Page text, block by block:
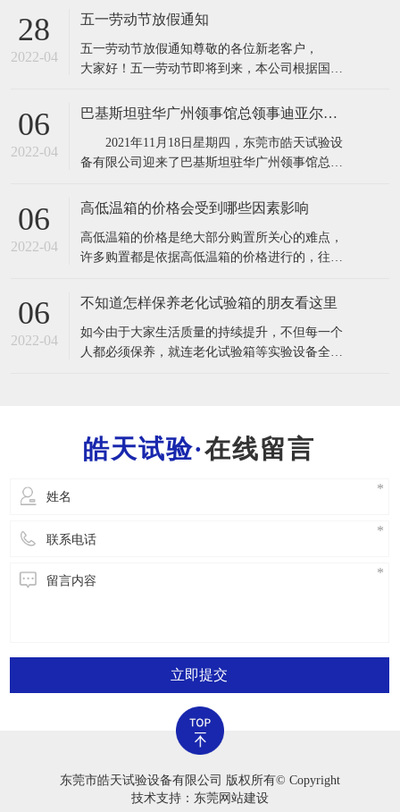
所具有的缺点,保证产品质量。高低温实验箱主要
产品、道路运输、电力能源原材料、航天航空、
诊疗化工厂、塑料橡料等及有关产品之耐高温，
28
2022-04
五一劳动节放假通知
五一劳动节放假通知​​尊敬的各位新老客户，
大家好！五一劳动节即将到来，本公司根据国务
动节假期安排通知如下：1、4月30日至5月4日
调休上班。节假日期间,各位新老客
06
2022-04
巴基斯坦驻华广州领事馆总领事迪亚尔汗先生和商务参赞穆罕默德·艾凡先生一行莅临东莞市皓天试验设备有限公司参观交流指导
2021年11月18日星期四，东莞市皓天试验设
备有限公司迎来了巴基斯坦驻华广州领事馆总领
中方代表陈新生一行莅临工厂参观指导。 东
基斯坦驻华广州领事馆总领事迪亚尔汗先生和商
务参赞穆罕默德·艾凡先生、中方代表
06
2022-04
高低温箱的价格会受到哪些因素影响
​高低温箱的价格是绝大部分购置所关心的难点，
许多购置都是依据高低温箱的价格进行的，往往
工制作工艺.原料.核心技术等因素不一样，因此在
的温度要求越高，价格就越高。由于温度越高，
压榨和改性工程塑料的成本费用就越高。挑选
06
2022-04
不知道怎样保养老化试验箱的朋友看这里
​如今由于大家生活质量的持续提升，不但每一个
人都必须保养，就连老化试验箱等实验设备全是
立即开展安全事故解决。2.严禁应用老化试验箱
在线留言
立即提交
东莞市皓天试验设备有限公司 版权所有© Copyright
技术支持：东莞网站建设